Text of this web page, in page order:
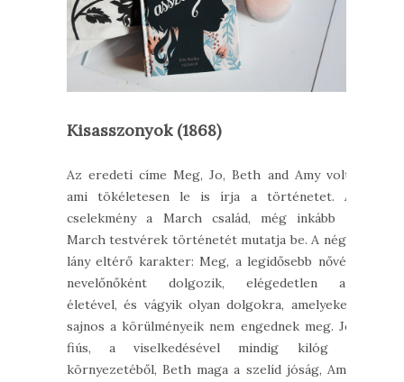
Kisasszonyok (1868)
Az eredeti címe Meg, Jo, Beth and Amy volt,
ami tökéletesen le is írja a történetet. A
cselekmény a March család, még inkább a
March testvérek történetét mutatja be. A négy
lány eltérő karakter: Meg, a legidősebb nővér
nevelőnőként dolgozik, elégedetlen az
életével, és vágyik olyan dolgokra, amelyeket
sajnos a körülményeik nem engednek meg. Jo
fiús, a viselkedésével mindig kilóg a
környezetéből, Beth maga a szelíd jóság, Amy